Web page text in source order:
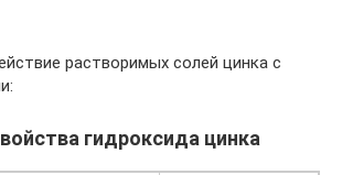
растворимых солей цинка с
гидроксида цинка